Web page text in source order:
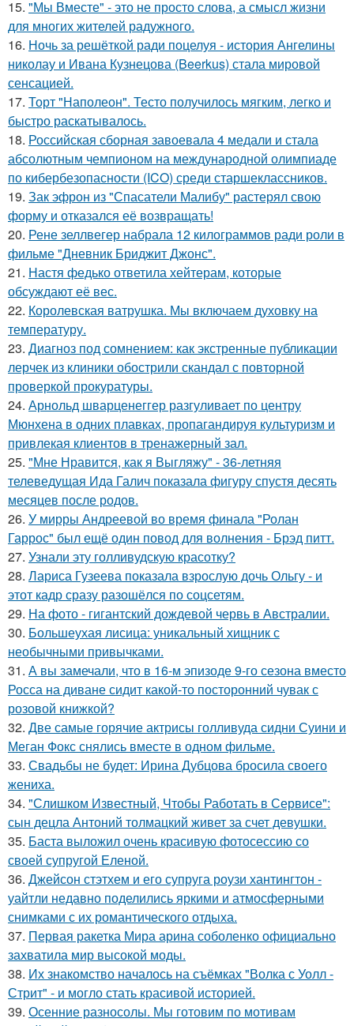
15. "Мы Вместе" - это не просто слова, а смысл жизни
для многих жителей радужного.
16. Ночь за решёткой ради поцелуя - история Ангелины
николау и Ивана Кузнецова (Beerkus) стала мировой
сенсацией.
17. Торт "Наполеон". Тесто получилось мягким, легко и
быстро раскатывалось.
18. Российская сборная завоевала 4 медали и стала
абсолютным чемпионом на международной олимпиаде
по кибербезопасности (ICO) среди старшеклассников.
19. Зак эфрон из "Спасатели Малибу" растерял свою
форму и отказался её возвращать!
20. Рене зеллвегер набрала 12 килограммов ради роли в
фильме "Дневник Бриджит Джонс".
21. Настя федько ответила хейтерам, которые
обсуждают её вес.
22. Королевская ватрушка. Мы включаем духовку на
температуру.
23. Диагноз под сомнением: как экстренные публикации
лерчек из клиники обострили скандал с повторной
проверкой прокуратуры.
24. Арнольд шварценеггер разгуливает по центру
Мюнхена в одних плавках, пропагандируя культуризм и
привлекая клиентов в тренажерный зал.
25. "Мне Нравится, как я Выгляжу" - 36-летняя
телеведущая Ида Галич показала фигуру спустя десять
месяцев после родов.
26. У мирры Андреевой во время финала "Ролан
Гаррос" был ещё один повод для волнения - Брэд питт.
27. Узнали эту голливудскую красотку?
28. Лариса Гузеева показала взрослую дочь Ольгу - и
этот кадр сразу разошёлся по соцсетям.
29. На фото - гигантский дождевой червь в Австралии.
30. Большеухая лисица: уникальный хищник с
необычными привычками.
31. А вы замечали, что в 16-м эпизоде 9-го сезона вместо
Росса на диване сидит какой-то посторонний чувак с
розовой книжкой?
32. Две самые горячие актрисы голливуда сидни Суини и
Меган Фокс снялись вместе в одном фильме.
33. Свадьбы не будет: Ирина Дубцова бросила своего
жениха.
34. "Слишком Известный, Чтобы Работать в Сервисе":
сын децла Антоний толмацкий живет за счет девушки.
35. Баста выложил очень красивую фотосессию со
своей супругой Еленой.
36. Джейсон стэтхем и его супруга роузи хантингтон -
уайтли недавно поделились яркими и атмосферными
снимками с их романтического отдыха.
37. Первая ракетка Мира арина соболенко официально
захватила мир высокой моды.
38. Их знакомство началось на съёмках "Волка с Уолл -
Стрит" - и могло стать красивой историей.
39. Осенние разносолы. Мы готовим по мотивам